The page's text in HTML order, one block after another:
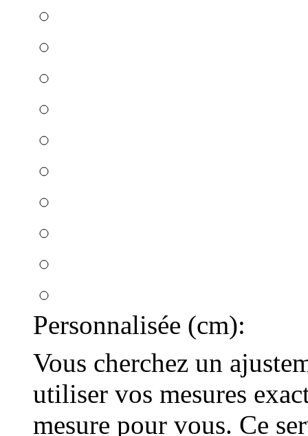
Personnalisée (cm):
Vous cherchez un
utiliser vos mesures
mesure pour vous. Ce